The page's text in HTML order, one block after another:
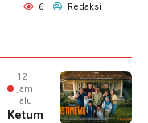
6 Redaksi
12
jam
lalu
Ketum